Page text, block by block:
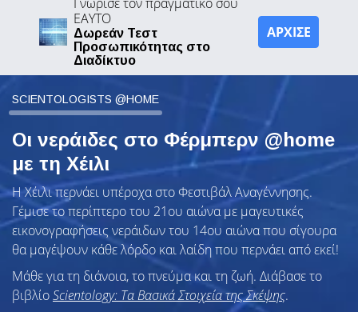
Γνώρισε τον πραγματικό σου
ΕΑΥΤΟ
Δωρεάν Τεστ
Προσωπικότητας στο
Διαδίκτυο
ΑΡΧΙΣΕ
SCIENTOLOGISTS @HOME
Οι νεράιδες στο Φέρμπερν @home
με τη Χέιλι
Η Χέιλι περνάει υπέροχα στο Φεστιβάλ Αναγέννησης.
Γέμισε το περίπτερο του 21ου αιώνα με μαγευτικές
εικονογραφήσεις νεράιδων του 14ου αιώνα που σίγουρα
θα μαγέψουν κάθε λόρδο και λαίδη που περνάει από εκεί!
Μάθε για τη διάνοια, το πνεύμα και τη ζωή. Διάβασε το
βιβλίοScientology: Τα Βασικά Στοιχεία της Σκέψης.